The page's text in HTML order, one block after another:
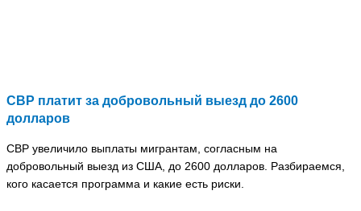
CBP платит за добровольный выезд до 2600
долларов
CBP увеличило выплаты мигрантам, согласным на
добровольный выезд из США, до 2600 долларов. Разбираемся,
кого касается программа и какие есть риски.